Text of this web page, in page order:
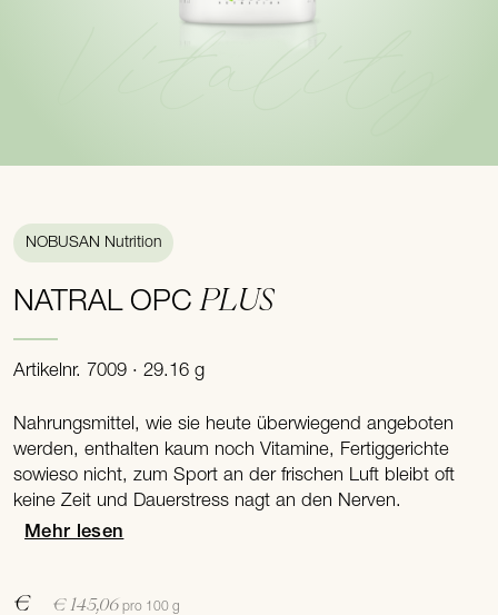
Vitality
NOBUSAN Nutrition
NATRAL OPCPLUS
Artikelnr. 7009 · 29.16 g
Nahrungsmittel, wie sie heute überwiegend angeboten
werden, enthalten kaum noch Vitamine, Fertiggerichte
sowieso nicht, zum Sport an der frischen Luft bleibt oft
keine Zeit und Dauerstress nagt an den Nerven.
Mehr lesen
€ € 145,06 pro 100 g